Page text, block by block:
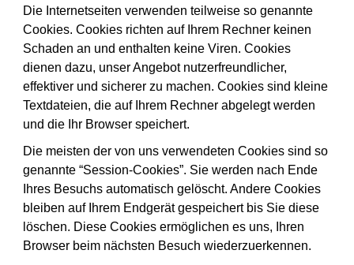
Die Internetseiten verwenden teilweise so genannte
Cookies. Cookies richten auf Ihrem Rechner keinen
Schaden an und enthalten keine Viren. Cookies
dienen dazu, unser Angebot nutzerfreundlicher,
effektiver und sicherer zu machen. Cookies sind kleine
Textdateien, die auf Ihrem Rechner abgelegt werden
und die Ihr Browser speichert.
Die meisten der von uns verwendeten Cookies sind so
genannte “Session-Cookies”. Sie werden nach Ende
Ihres Besuchs automatisch gelöscht. Andere Cookies
bleiben auf Ihrem Endgerät gespeichert bis Sie diese
löschen. Diese Cookies ermöglichen es uns, Ihren
Browser beim nächsten Besuch wiederzuerkennen.